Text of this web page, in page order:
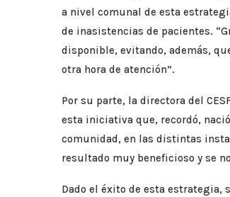
a nivel comunal de esta
de inasistencias de pacientes.
disponible, evitando, además,
otra hora de atención”.
Por su parte, la directora del
esta iniciativa que, recordó,
comunidad, en las distintas
resultado muy beneficioso y se
Dado el éxito de esta estrategia,